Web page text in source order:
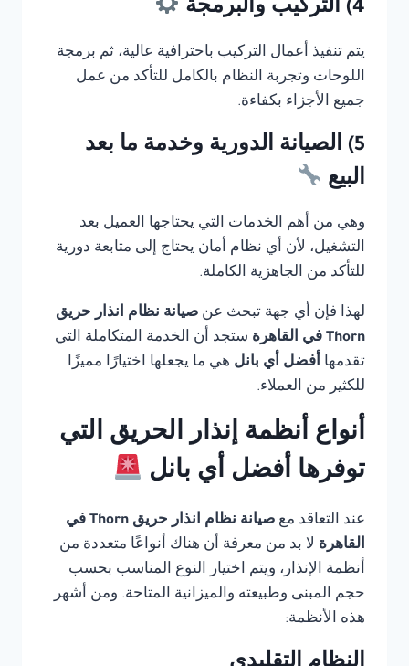
4) التركيب والبرمجة
يتم تنفيذ أعمال التركيب باحترافية عالية، ثم برمجة
اللوحات وتجربة النظام بالكامل للتأكد من عمل
جميع الأجزاء بكفاءة.
5) الصيانة الدورية وخدمة ما بعد
البيع
وهي من أهم الخدمات التي يحتاجها العميل بعد
التشغيل، لأن أي نظام أمان يحتاج إلى متابعة دورية
للتأكد من الجاهزية الكاملة.
لهذا فإن أي جهة تبحث عن صيانة نظام انذار حريق
Thorn في القاهرة
ستجد أن الخدمة المتكاملة التي
تقدمها أفضل أي بانل هي ما يجعلها اختيارًا مميزًا
للكثير من العملاء.
أنواع أنظمة إنذار الحريق التي
توفرها أفضل أي بانل
عند التعاقد مع
صيانة نظام انذار حريق Thorn في
القاهرة لا بد من معرفة أن هناك أنواعًا متعددة من
أنظمة الإنذار، ويتم اختيار النوع المناسب بحسب
حجم المبنى وطبيعته والميزانية المتاحة. ومن أشهر
هذه الأنظمة: